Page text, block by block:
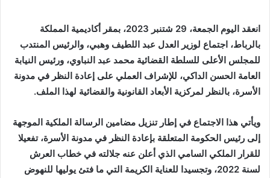
انعقد اليوم الجمعة، 29 شتنبر 2023، بمقر أكاديمية المملكة
بالرباط، اجتماع لوزير العدل عبد اللطيف وهبي، والرئيس المنتدب
للمجلس الأعلى للسلطة القضائية محمد عبد النباوي، ورئيس النيابة
العامة الحسن الداكي، للإشراف العملي على إعادة النظر في مدونة
الأسرة، بالنظر لمركزية الأبعاد القانونية والقضائية لهذا الملف.
ويأتي هذا الاجتماع في إطار تنزيل مضامين الرسالة الملكية الموجهة
إلى رئيس الحكومة المتعلقة بإعادة النظر في مدونة الأسرة، تفعيلا
للقرار الملكي السامي الذي أعلن عنه جلالته في خطاب العرش
لسنة 2022، وتجسيدا للعناية الكريمة التي ما فتئ يوليها للنهوض